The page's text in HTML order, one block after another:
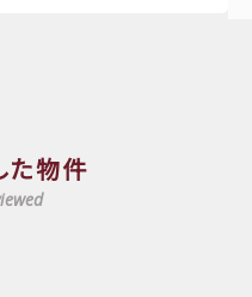
た物件